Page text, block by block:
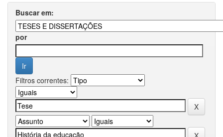
Buscar em:
por
Filtros correntes: